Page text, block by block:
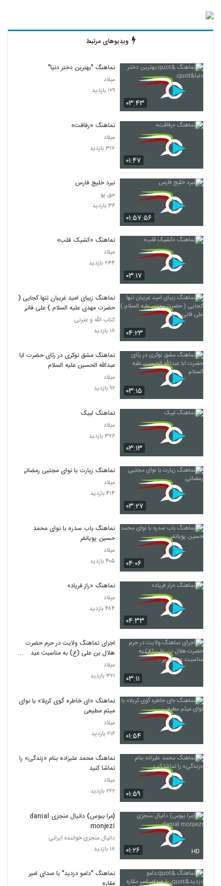
ویدیوهای مرتبط
۰۳:۴۳
نماهنگ "بهترین دختر دنیا"
میلاد
۱۲۹ بازدید
۰۱:۴۷
نماهنگ «رفاقت»
میلاد
۳۱۷ بازدید
۰۱:۵۷:۵۶
نبرد خلیج فارس
حق پو
۳۶ بازدید
۰۳:۱۷
نماهنگ «کشیک قلب»
میلاد
۲۳۴ بازدید
۰۴:۲۳
نماهنگ زیبای امید غریبان تنها کجایی (
حضرت مهدی علیه السلام ) علی فانی
کتاب الله و عترتی
۱۸ بازدید
۰۳:۱۵
نماهنگ مشق نوکری در رثای حضرت ابا
عبدالله الحسین علیه السلام
میلاد
۹۲ بازدید
۰۳:۱۳
نماهنگ لبیک
میلاد
۳۷۶ بازدید
۰۳:۲۷
نماهنگ زیارت با نوای مجتبی رمضانی
میلاد
۴۱۴ بازدید
۰۴:۰۶
نماهنگ باب سدره با نوای محمد
حسین پویانفر
میلاد
۴۰۵ بازدید
۰۴:۳۳
نماهنگ «راز فریاد»
میلاد
۴۸۴ بازدید
۰۳:۱۱
اجرای نماهنگ ولایت در حرم حضرت
هلال بن علی (ع) به مناسبت عید
غدیر
میلاد
۳۲۱ بازدید
۰۱:۵۴
نماهنگ «ای خاطره گوی کربلا» با نوای
میثم مطیعی
میلاد
۲۱۶ بازدید
۰۱:۵۹
نماهنگ محمد علیزاده بنام «زندگی» را
تماشا کنید
میلاد
۲۶۲ بازدید
۰۱:۲۶ HD
(مرا ببوس) دانیال منجزی danial
monjezi
دانیال منجزی خواننده ایرانی
۱۸ بازدید
نماهنگ "دلمو دزدید" با صدای امیر
مقاره